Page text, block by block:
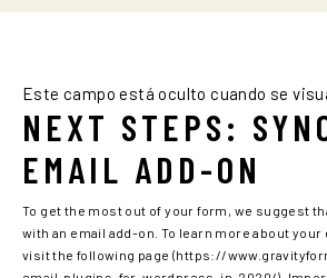
Este campo está oculto cuando se
NEXT STEPS:
EMAIL ADD-ON
To get the most out of your form, we suggest
with an email add-on. To learn more about
visit the following page (https://